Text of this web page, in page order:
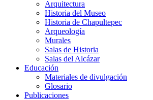
Arquitectura
Historia del Museo
Historia de Chapultepec
Arqueología
Murales
Salas de Historia
Salas del Alcázar
Educación
Materiales de divulgación
Glosario
Publicaciones